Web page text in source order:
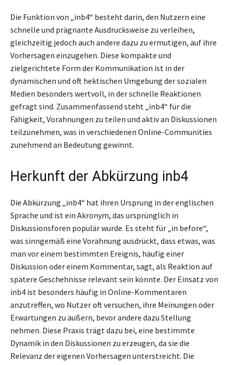
Die Funktion von „inb4“ besteht darin, den Nutzern eine
schnelle und prägnante Ausdrucksweise zu verleihen,
gleichzeitig jedoch auch andere dazu zu ermutigen, auf ihre
Vorhersagen einzugehen. Diese kompakte und
zielgerichtete Form der Kommunikation ist in der
dynamischen und oft hektischen Umgebung der sozialen
Medien besonders wertvoll, in der schnelle Reaktionen
gefragt sind. Zusammenfassend steht „inb4“ für die
Fähigkeit, Vorahnungen zu teilen und aktiv an Diskussionen
teilzunehmen, was in verschiedenen Online-Communities
zunehmend an Bedeutung gewinnt.
Herkunft der Abkürzung inb4
Die Abkürzung „inb4“ hat ihren Ursprung in der englischen
Sprache und ist ein Akronym, das ursprünglich in
Diskussionsforen populär wurde. Es steht für „in before“,
was sinngemäß eine Vorahnung ausdrückt, dass etwas, was
man vor einem bestimmten Ereignis, häufig einer
Diskussion oder einem Kommentar, sagt, als Reaktion auf
spätere Geschehnisse relevant sein könnte. Der Einsatz von
inb4 ist besonders häufig in Online-Kommentaren
anzutreffen, wo Nutzer oft versuchen, ihre Meinungen oder
Erwartungen zu äußern, bevor andere dazu Stellung
nehmen. Diese Praxis trägt dazu bei, eine bestimmte
Dynamik in den Diskussionen zu erzeugen, da sie die
Relevanz der eigenen Vorhersagen unterstreicht. Die